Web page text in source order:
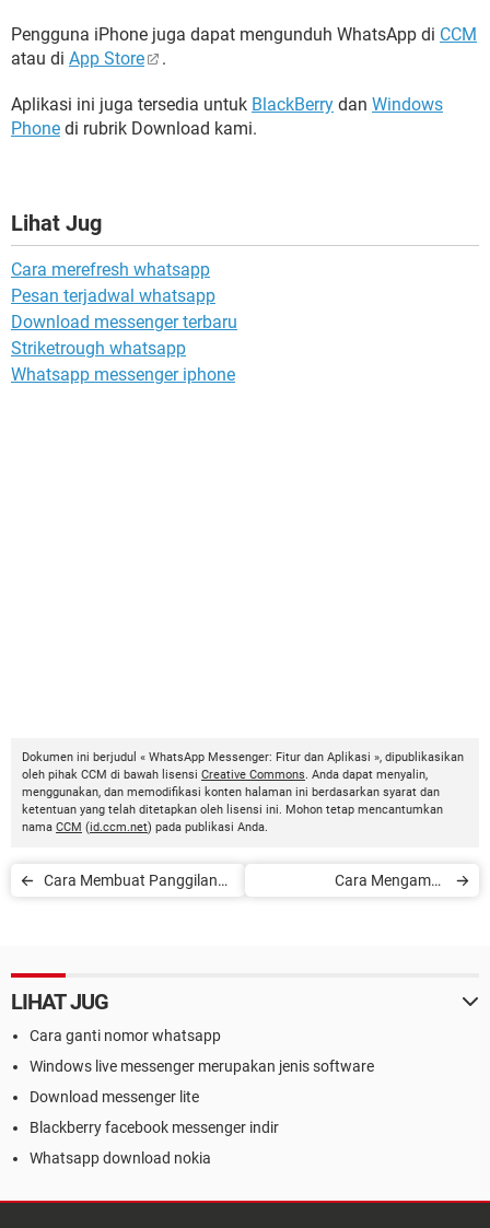
Pengguna iPhone juga dapat mengunduh WhatsApp di CCM
atau di App Store .
Aplikasi ini juga tersedia untuk BlackBerry dan Windows
Phone di rubrik Download kami.
Lihat Jug
Cara merefresh whatsapp
Pesan terjadwal whatsapp
Download messenger terbaru
Striketrough whatsapp
Whatsapp messenger iphone
Dokumen ini berjudul « WhatsApp Messenger: Fitur dan Aplikasi », dipublikasikan
oleh pihak CCM di bawah lisensi Creative Commons. Anda dapat menyalin,
menggunakan, dan memodifikasi konten halaman ini berdasarkan syarat dan
ketentuan yang telah ditetapkan oleh lisensi ini. Mohon tetap mencantumkan
nama CCM (id.ccm.net) pada publikasi Anda.
Cara Membuat Panggilan
Cara Mengambil
LIHAT JUG
Cara ganti nomor whatsapp
Windows live messenger merupakan jenis software
Download messenger lite
Blackberry facebook messenger indir
Whatsapp download nokia